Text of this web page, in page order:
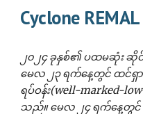
Cyclone
၂၀၂၄ ခုနှစ်၏ ပထမဆုံး ဆို
မေလ ၂၃ ရက်နေ့တွင် ထင်ရှ
ရပ်ဝန်း(well-marked-
သည်။ မေလ ၂၄ ရက်နေ့တွင်